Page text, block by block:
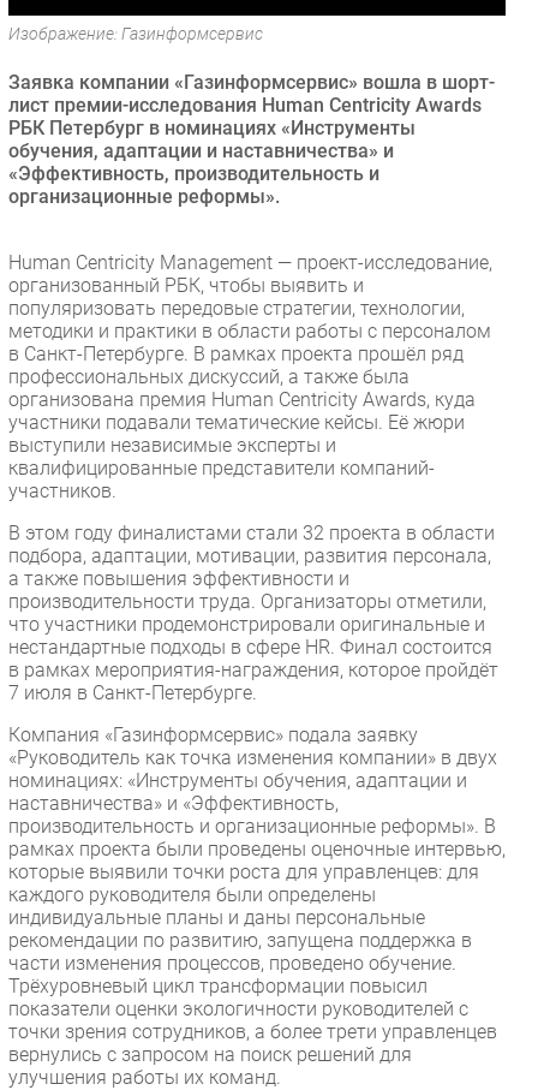
Безопасность
CIO/Управление ИТ
Гаджеты
Здоровье
Новости
Аналитика
Интервью
Мероприятия
Проекты
IT класс
Тестовый стенд
Изображение: Газинформсервис
Заявка компании «Газинформсервис» вошла в шорт-
лист премии-исследования Human Centricity Awards
РБК Петербург в номинациях «Инструменты
обучения, адаптации и наставничества» и
«Эффективность, производительность и
организационные реформы».
Human Centricity Management — проект-исследование,
организованный РБК, чтобы выявить и
популяризовать передовые стратегии, технологии,
методики и практики в области работы с персоналом
в Санкт-Петербурге. В рамках проекта прошёл ряд
профессиональных дискуссий, а также была
организована премия Human Centricity Awards, куда
участники подавали тематические кейсы. Её жюри
выступили независимые эксперты и
квалифицированные представители компаний-
участников.
В этом году финалистами стали 32 проекта в области
подбора, адаптации, мотивации, развития персонала,
а также повышения эффективности и
производительности труда. Организаторы отметили,
что участники продемонстрировали оригинальные и
нестандартные подходы в сфере HR. Финал состоится
в рамках мероприятия-награждения, которое пройдёт
7 июля в Санкт-Петербурге.
Компания «Газинформсервис» подала заявку
«Руководитель как точка изменения компании» в двух
номинациях: «Инструменты обучения, адаптации и
наставничества» и «Эффективность,
производительность и организационные реформы». В
рамках проекта были проведены оценочные интервью,
которые выявили точки роста для управленцев: для
каждого руководителя были определены
индивидуальные планы и даны персональные
рекомендации по развитию, запущена поддержка в
части изменения процессов, проведено обучение.
Трёхуровневый цикл трансформации повысил
показатели оценки экологичности руководителей с
точки зрения сотрудников, а более трети управленцев
вернулись с запросом на поиск решений для
улучшения работы их команд.